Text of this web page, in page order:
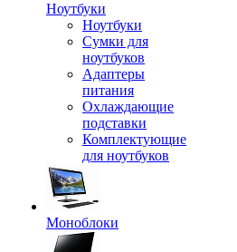
Ноутбуки
Ноутбуки
Сумки для
ноутбуков
Адаптеры
питания
Охлаждающие
подставки
Комплектующие
для ноутбуков
Моноблоки